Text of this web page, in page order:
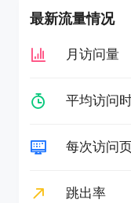
最新流量情况
月访问量
平均访问
每次访问
跳出率